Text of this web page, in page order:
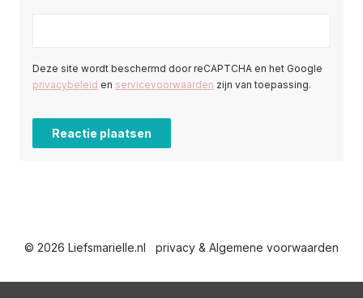
Deze site wordt beschermd door reCAPTCHA en het Google
privacybeleid en servicevoorwaarden zijn van toepassing.
© 2026 Liefsmarielle.nl privacy & Algemene voorwaarden